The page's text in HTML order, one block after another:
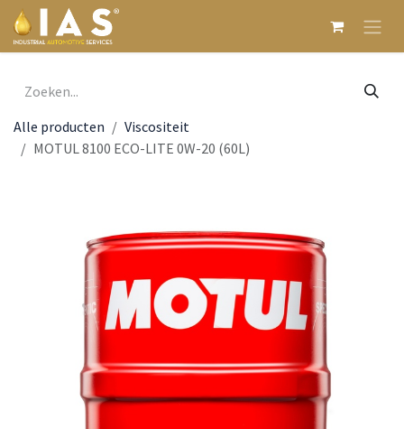
Overslaan naar inhoud
Alle producten
Viscositeit
MOTUL 8100 ECO-LITE 0W-20 (60L)